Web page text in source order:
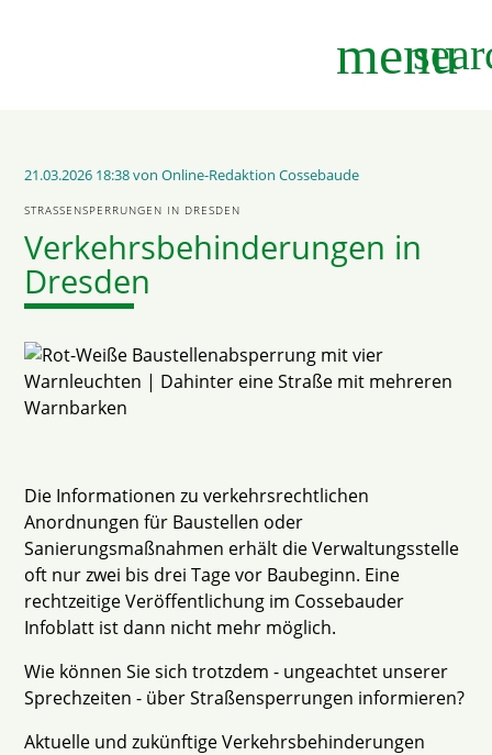
menu
Suchbegriffe
21.03.2026 18:38von Online-Redaktion Cossebaude
STRASSENSPERRUNGEN IN DRESDEN
Verkehrsbehinderungen in
Dresden
Die Informationen zu verkehrsrechtlichen
Anordnungen für Baustellen oder
Sanierungsmaßnahmen erhält die Verwaltungsstelle
oft nur zwei bis drei Tage vor Baubeginn. Eine
rechtzeitige Veröffentlichung im Cossebauder
Infoblatt ist dann nicht mehr möglich.
Wie können Sie sich trotzdem - ungeachtet unserer
Sprechzeiten - über Straßensperrungen informieren?
Aktuelle und zukünftige Verkehrsbehinderungen